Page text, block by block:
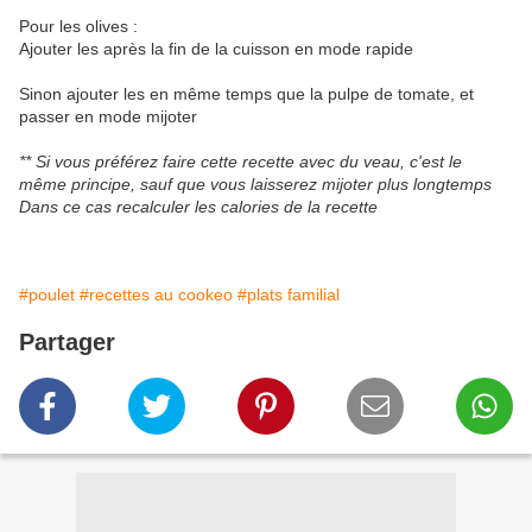
Pour les olives :
Ajouter les après la fin de la cuisson en mode rapide
Sinon ajouter les en même temps que la pulpe de tomate, et
passer en mode mijoter
** Si vous préférez faire cette recette avec du veau, c'est le
même principe, sauf que vous laisserez mijoter plus longtemps
Dans ce cas recalculer les calories de la recette
#poulet #recettes au cookeo #plats familial
Partager